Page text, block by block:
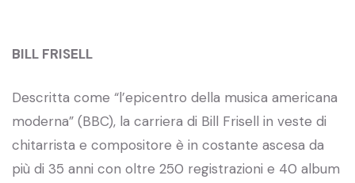
BILL FRISELL
Descritta come “l’epicentro della musica americana
moderna” (BBC), la carriera di Bill Frisell in veste di
chitarrista e compositore è in costante ascesa da
più di 35 anni con oltre 250 registrazioni e 40 album